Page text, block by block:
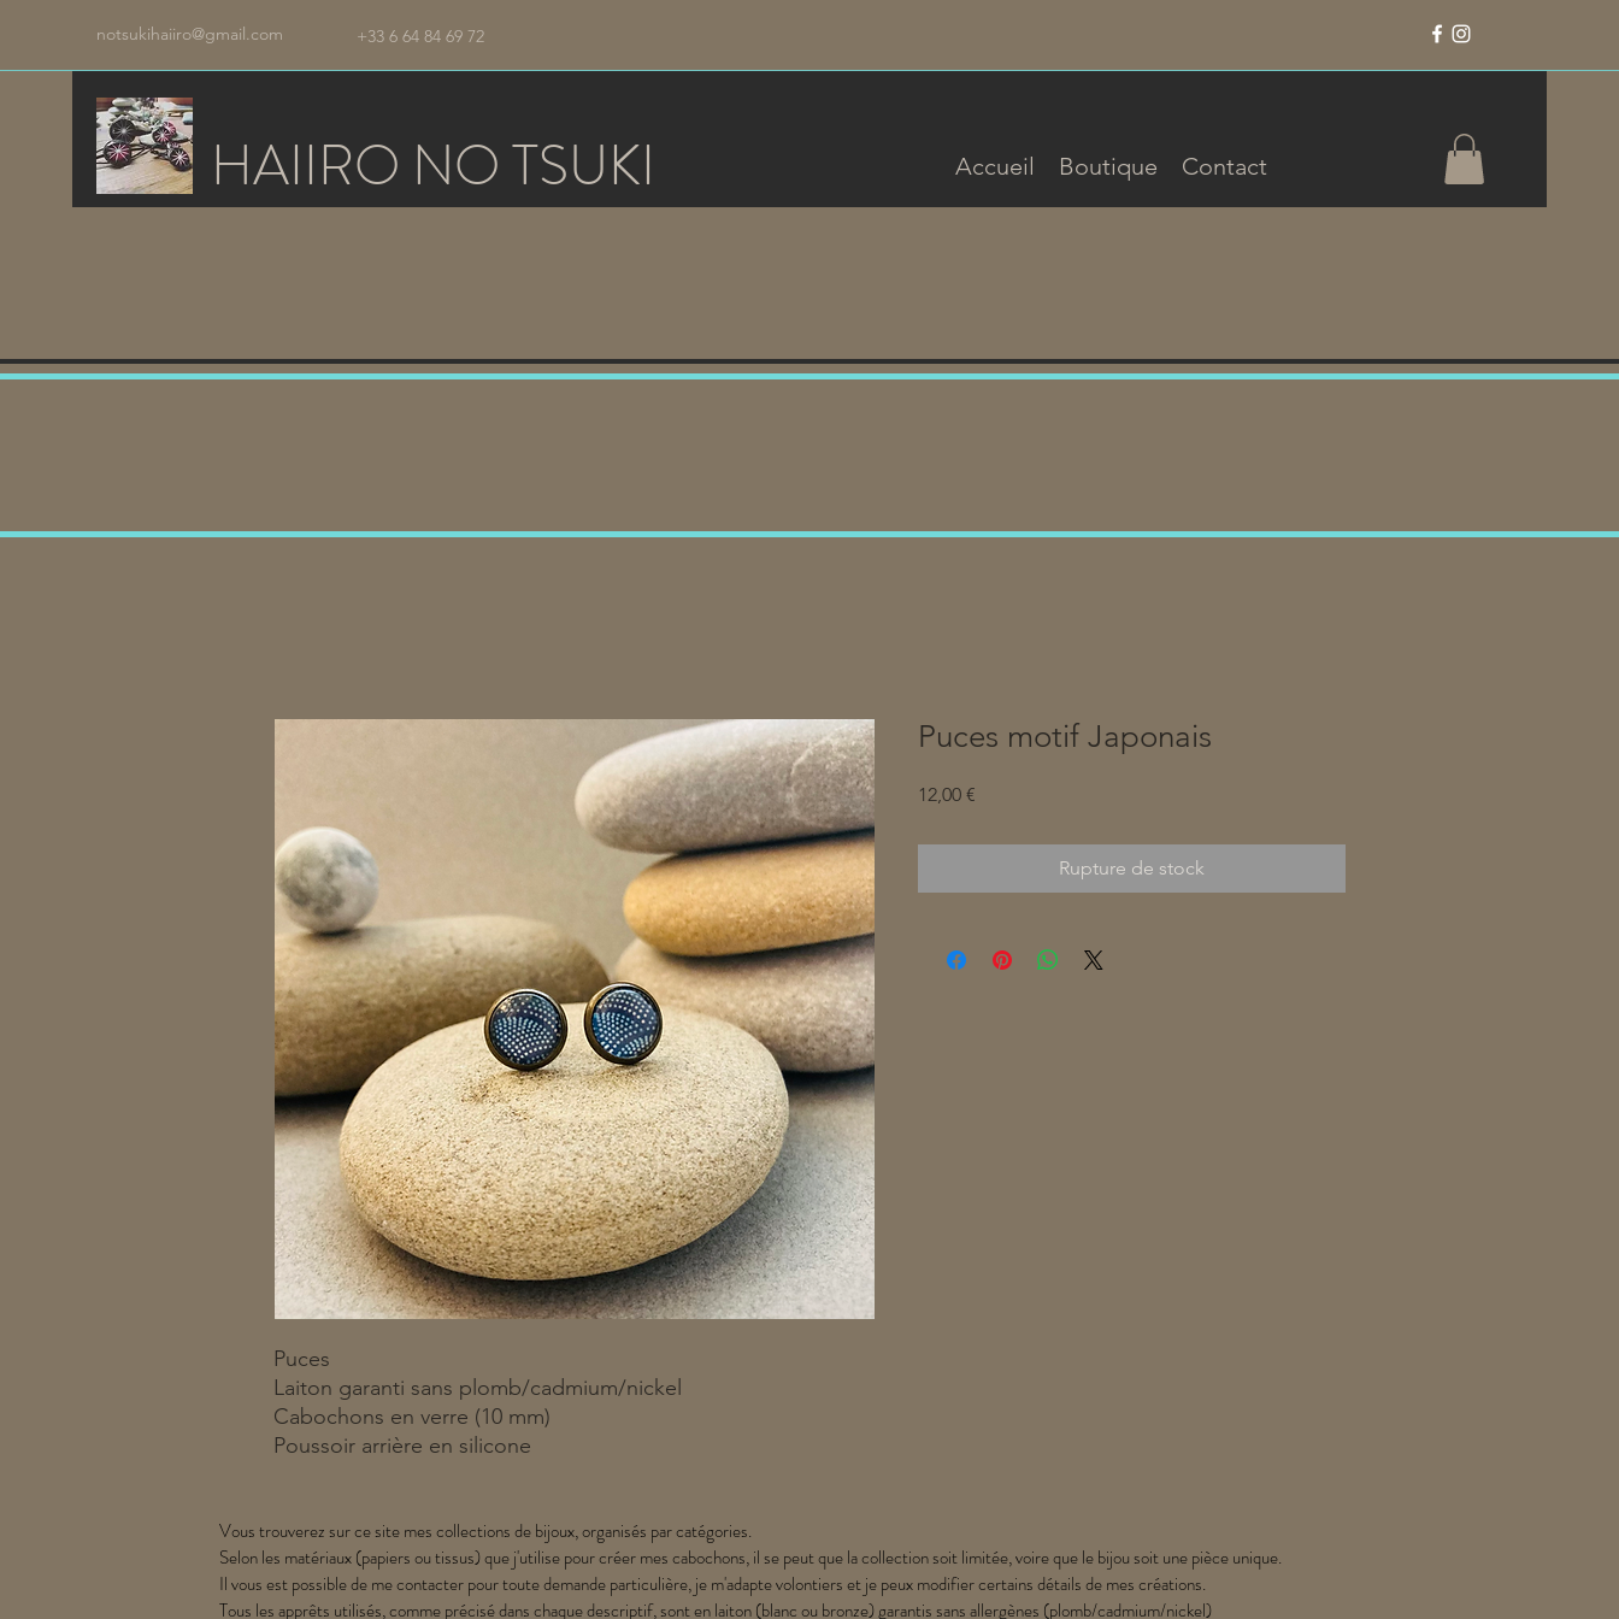
notsukihaiiro@gmail.com +33 6 64 84 69 72
HAIIRO NO TSUKI Accueil Boutique Contact
Puces
Laiton garanti sans plomb/cadmium/nickel
Cabochons en verre (10 mm)
Poussoir arrière en silicone
Puces motif Japonais
12,00 €
Rupture de stock
Vous trouverez sur ce site mes collections de bijoux, organisés par catégories.
Selon les matériaux (papiers ou tissus) que j'utilise pour créer mes cabochons, il se peut que la collection soit limitée, voire que le bijou soit une pièce unique.
Il vous est possible de me contacter pour toute demande particulière, je m'adapte volontiers et je peux modifier certains détails de mes créations.
Tous les apprêts utilisés, comme précisé dans chaque descriptif, sont en laiton (blanc ou bronze) garantis sans allergènes (plomb/cadmium/nickel)